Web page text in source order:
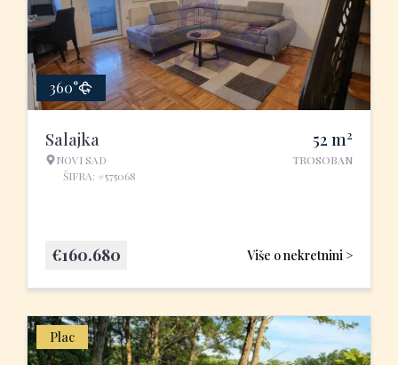
360°
Salajka
NOVI SAD
ŠIFRA: #575068
52 m2
TROSOBAN
Više o nekretnini >
€160.680
Plac